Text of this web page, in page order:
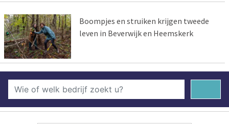
Boompjes en struiken krijgen tweede
leven in Beverwijk en Heemskerk